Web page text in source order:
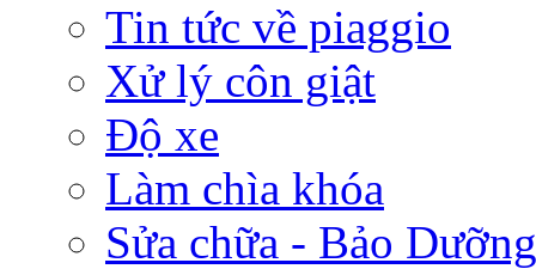
Tin tức về piaggio
Xử lý côn giật
Độ xe
Làm chìa khóa
Sửa chữa - Bảo